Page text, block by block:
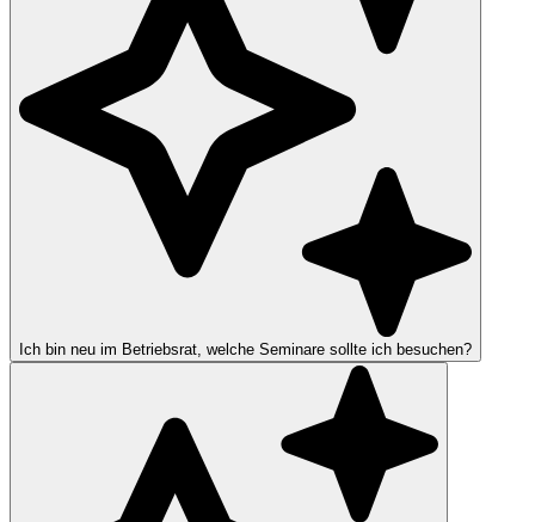
Ich bin neu im Betriebsrat, welche Seminare sollte ich besuchen?